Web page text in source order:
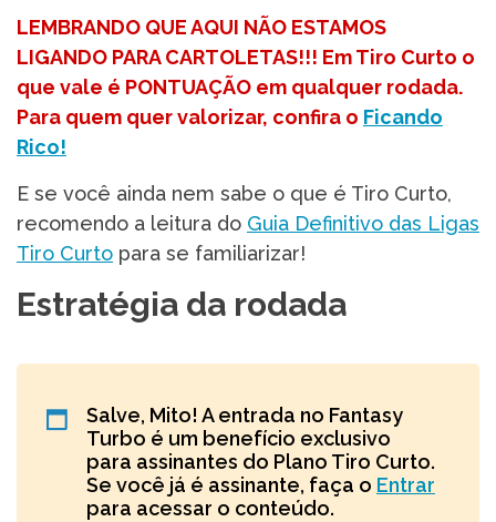
LEMBRANDO QUE AQUI NÃO ESTAMOS
LIGANDO PARA CARTOLETAS!!! Em Tiro Curto o
que vale é PONTUAÇÃO em qualquer rodada.
Para quem quer valorizar, confira o Ficando
Rico!
E se você ainda nem sabe o que é Tiro Curto,
recomendo a leitura do Guia Definitivo das Ligas
Tiro Curto para se familiarizar!
Estratégia da rodada
Salve, Mito! A entrada no Fantasy
Turbo é um benefício exclusivo
para assinantes do Plano Tiro Curto.
Se você já é assinante, faça o Entrar
para acessar o conteúdo.